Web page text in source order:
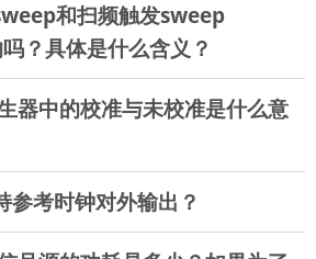
和扫频触发sweep
？具体是什么含义？
器中的校准与未校准是什么意
参考时钟对外输出？